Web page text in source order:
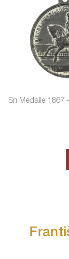
Sn Medaile 1867